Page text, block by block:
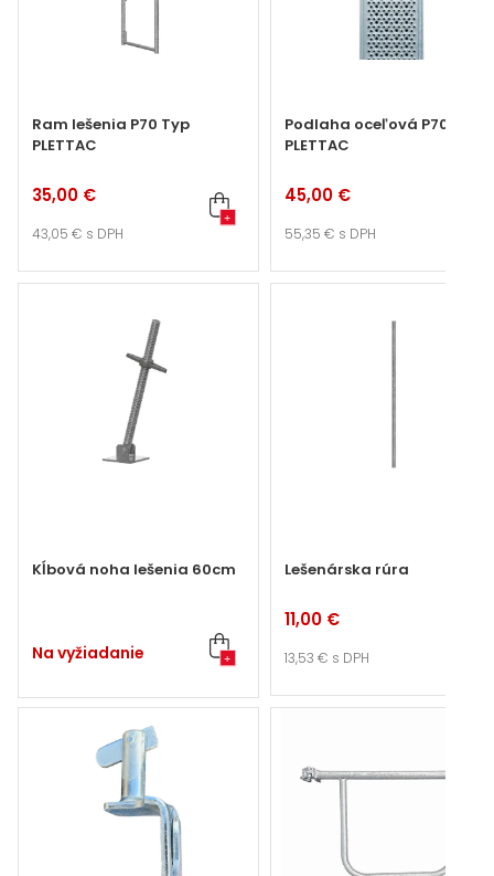
Ram lešenia P70 Typ
PLETTAC
35,00 €
43,05 € s DPH
+
Podlaha oceľová P70 Typ
PLETTAC
45,00 €
55,35 € s DPH
Kĺbová noha lešenia 60cm
Na vyžiadanie +
Lešenárska rúra
11,00 €
13,53 € s DPH